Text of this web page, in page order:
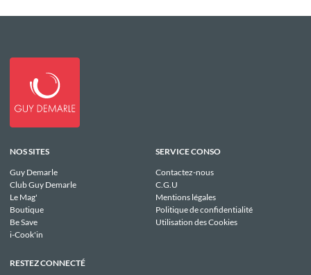
NOS SITES
Guy Demarle
Club Guy Demarle
Le Mag'
Boutique
Be Save
i-Cook'in
SERVICE CONSO
Contactez-nous
C.G.U
Mentions légales
Politique de confidentialité
Utilisation des Cookies
RESTEZ CONNECTÉ